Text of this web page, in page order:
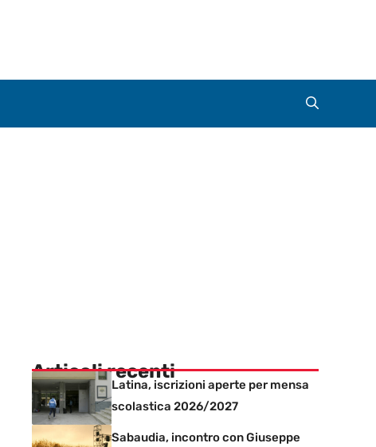
Articoli recenti
Latina, iscrizioni aperte per mensa
scolastica 2026/2027
Sabaudia, incontro con Giuseppe